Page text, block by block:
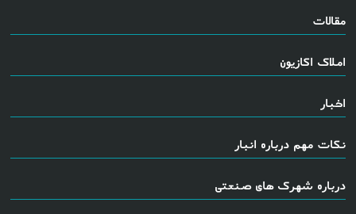
مقالات
املاک اکازیون
اخبار
نکات مهم درباره انبار
درباره شهرک های صنعتی